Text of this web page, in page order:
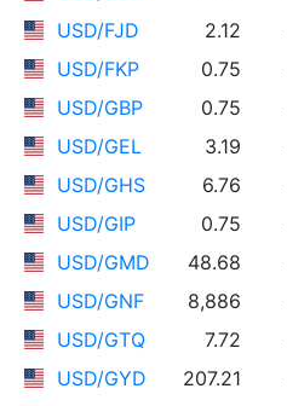
USD/FJD
2.12
USD/FKP
0.75
USD/GBP
0.75
USD/GEL
3.19
USD/GHS
6.76
USD/GIP
0.75
USD/GMD
48.68
USD/GNF
8,886
USD/GTQ
7.72
USD/GYD
207.21